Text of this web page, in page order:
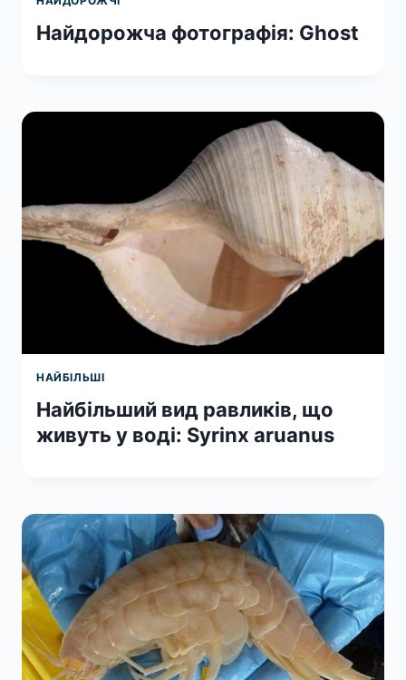
Найдорожча фотографія: Ghost
НАЙБІЛЬШІ
Найбільший вид равликів, що
живуть у воді: Syrinx aruanus